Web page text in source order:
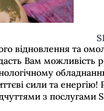
відновлення та
Вам можливість
сили та
з послугами